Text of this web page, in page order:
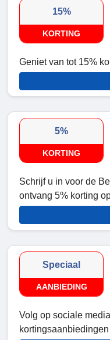
15%
KORTING
Geniet van tot 15%
5%
KORTING
Schrijf u in voor de
ontvang 5% korting
Speciaal
AANBIEDING
Volg op sociale